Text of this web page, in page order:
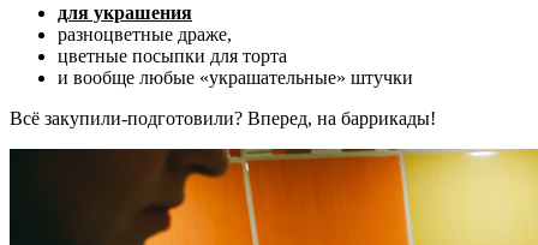
для украшения
разноцветные драже,
цветные посыпки для торта
и вообще любые «украшательные» штучки
Всё закупили-подготовили? Вперед, на баррикады!